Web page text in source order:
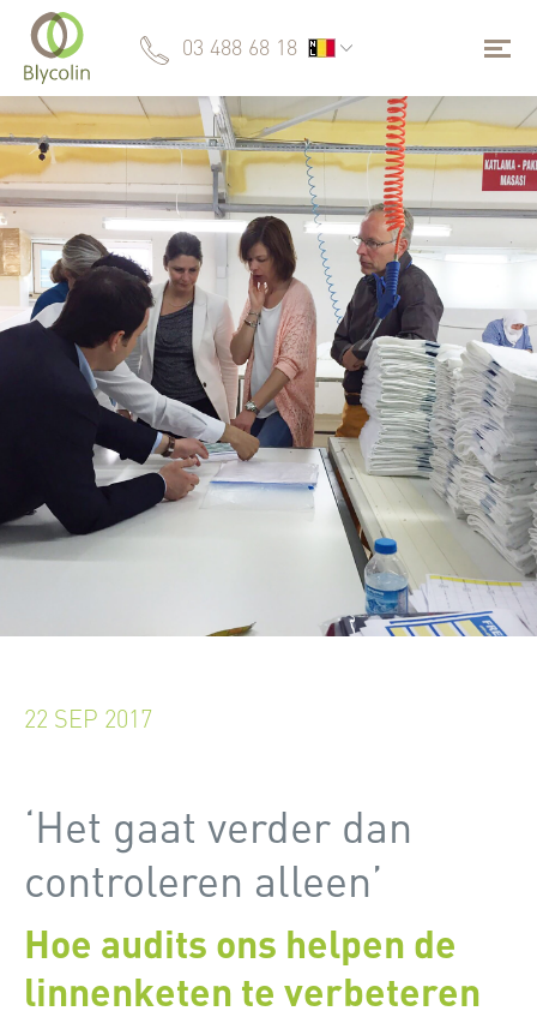
03 488 68 18
22 SEP 2017
‘Het gaat verder dan
controleren alleen’
Hoe audits ons helpen de
linnenketen te verbeteren